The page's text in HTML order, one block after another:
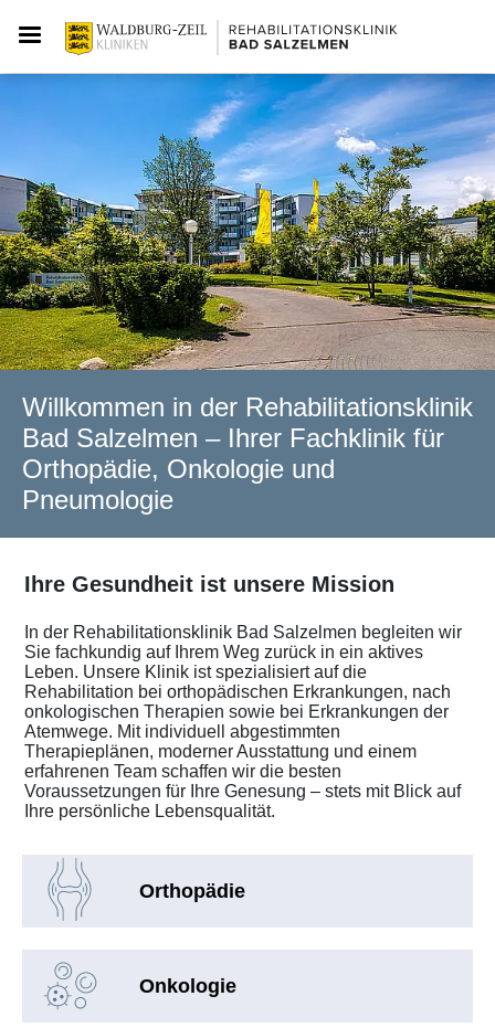
Willkommen in der Rehabilitationsklinik
Bad Salzelmen – Ihrer Fachklinik für
Orthopädie, Onkologie und
Pneumologie
Ihre Gesundheit ist unsere Mission
In der Rehabilitationsklinik Bad Salzelmen begleiten wir
Sie fachkundig auf Ihrem Weg zurück in ein aktives
Leben. Unsere Klinik ist spezialisiert auf die
Rehabilitation bei orthopädischen Erkrankungen, nach
onkologischen Therapien sowie bei Erkrankungen der
Atemwege. Mit individuell abgestimmten
Therapieplänen, moderner Ausstattung und einem
erfahrenen Team schaffen wir die besten
Voraussetzungen für Ihre Genesung – stets mit Blick auf
Ihre persönliche Lebensqualität.
Orthopädie
Onkologie